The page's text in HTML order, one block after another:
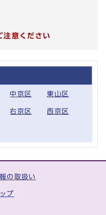
注意ください
中京区 東山区
右京区 西京区
の取扱い
プ